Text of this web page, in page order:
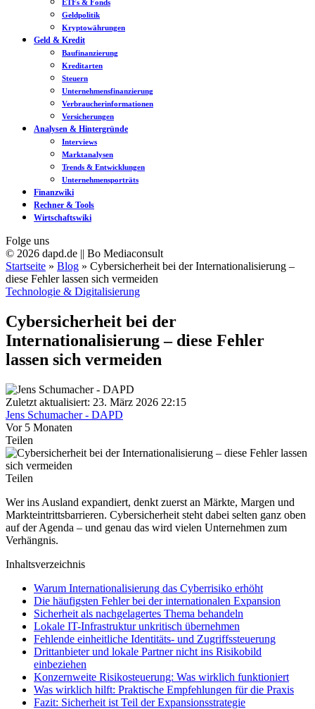
ETFs & Fonds
Geldpolitik
Kryptowährungen
Geld & Kredit
Baufinanzierung
Kreditarten
Steuern
Unternehmensfinanzierung
Verbraucherinformationen
Versicherungen
Analysen & Hintergründe
Interviews
Marktanalysen
Trends & Entwicklungen
Unternehmensporträts
Finanzwiki
Rechner & Tools
Wirtschaftswiki
Folge uns
© 2026 dapd.de || Bo Mediaconsult
Startseite » Blog » Cybersicherheit bei der Internationalisierung –
diese Fehler lassen sich vermeiden
Technologie & Digitalisierung
Cybersicherheit bei der
Internationalisierung – diese Fehler
lassen sich vermeiden
Zuletzt aktualisiert: 23. März 2026 22:15
Jens Schumacher - DAPD
Vor 5 Monaten
Teilen
Teilen
Wer ins Ausland expandiert, denkt zuerst an Märkte, Margen und
Markteintrittsbarrieren. Cybersicherheit steht dabei selten ganz oben
auf der Agenda – und genau das wird vielen Unternehmen zum
Verhängnis.
Inhaltsverzeichnis
Warum Internationalisierung das Cyberrisiko erhöht
Die häufigsten Fehler bei der internationalen Expansion
Sicherheit als nachgelagertes Thema behandeln
Lokale IT-Infrastruktur unkritisch übernehmen
Fehlende einheitliche Identitäts- und Zugriffssteuerung
Drittanbieter und lokale Partner nicht ins Risikobild
einbeziehen
Konzernweite Risikosteuerung: Was wirklich funktioniert
Was wirklich hilft: Praktische Empfehlungen für die Praxis
Fazit: Sicherheit ist Teil der Expansionsstrategie